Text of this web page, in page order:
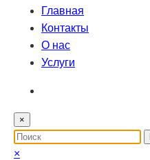
Главная
Контакты
О нас
Услуги
×
×